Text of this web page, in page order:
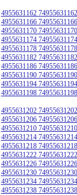
4955631162
4955631166
4955631170
4955631174
4955631178
4955631182
4955631186
4955631190
4955631194
4955631198
4955631202
4955631206
4955631210
4955631214
4955631218
4955631222
4955631226
4955631230
4955631234
4955631238